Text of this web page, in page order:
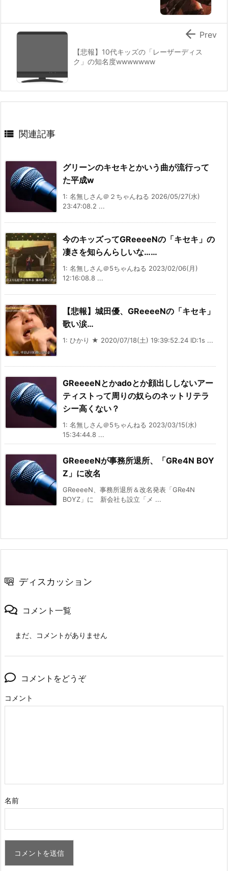
【悲報】10代キッズの「レーザーディス
ク」の知名度wwwwwww
 Prev
 関連記事
グリーンのキセキとかいう曲が流行って
た平成w
1: 名無しさん＠２ちゃんねる 2026/05/27(水)
23:47:08.2 ...
今のキッズってGReeeeNの「キセキ」の
凄さを知らんらしいな……
1: 名無しさん＠5ちゃんねる 2023/02/06(月)
12:16:08.8 ...
【悲報】城田優、GReeeeNの「キセキ」
歌い涙…
1: ひかり ★ 2020/07/18(土) 19:39:52.24 ID:1s ...
GReeeeNとかadoとか顔出ししないアー
ティストって周りの奴らのネットリテラ
シー高くない？
1: 名無しさん＠5ちゃんねる 2023/03/15(水)
15:34:44.8 ...
GReeeeNが事務所退所、「GRe4N BOY
Z」に改名
GReeeeN、事務所退所＆改名発表「GRe4N
BOYZ」に 新会社も設立「メ ...
ディスカッション
コメント一覧
まだ、コメントがありません
コメントをどうぞ
コメント
名前